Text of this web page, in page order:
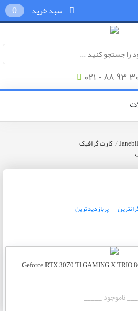
0
021 - 88 93
/کارت گرافیک
پربازدیدترین
ناموجود _____